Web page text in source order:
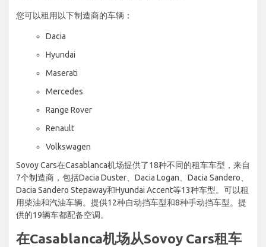
您可以租用以下制造商的车辆：
Dacia
Hyundai
Maserati
Mercedes
Range Rover
Renault
Volkswagen
Sovoy Cars在Casablanca机场提供了18种不同的租车车型，来自
7个制造商，包括Dacia Duster、Dacia Logan、Dacia Sandero、
Dacia Sandero Stepaway和Hyundai Accent等13种车型。可以租
用柴油和汽油车辆。提供12种自动挡车型和8种手动挡车型。提
供的19辆车都配备空调。
在Casablanca机场从Sovoy Cars租车